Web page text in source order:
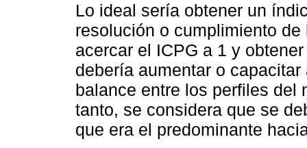
Lo ideal sería obtener un
resolución o cumplimiento
acercar el ICPG a 1 y
debería aumentar o
balance entre los perfiles del
tanto, se considera que se
que era el predominante